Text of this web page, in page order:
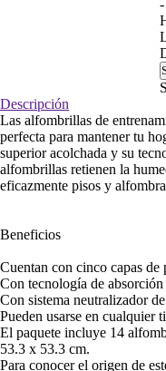
-
Descripción
Las alfombrillas de
perfecta para mantener tu
superior acolchada y su
alfombrillas retienen la
eficazmente pisos y
Beneficios
Cuentan con cinco capas de
Con tecnología de
Con sistema neutralizador
Pueden usarse en cualquier
El paquete incluye 14
53.3 x 53.3 cm.
Para conocer el origen de